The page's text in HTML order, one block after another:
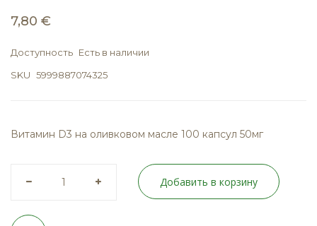
7,80 €
Доступность Есть в наличии
SKU 5999887074325
Витамин D3 на оливковом масле 100 капсул 50мг
Добавить в корзину